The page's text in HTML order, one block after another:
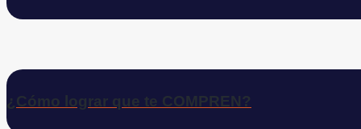
¿Cómo lograr que te COMPREN?